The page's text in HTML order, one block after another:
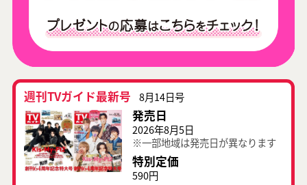
週刊TVガイド最新号 8月14日号
発売日
2026年8月5日
※一部地域は発売日が異なります
特別定価
590円